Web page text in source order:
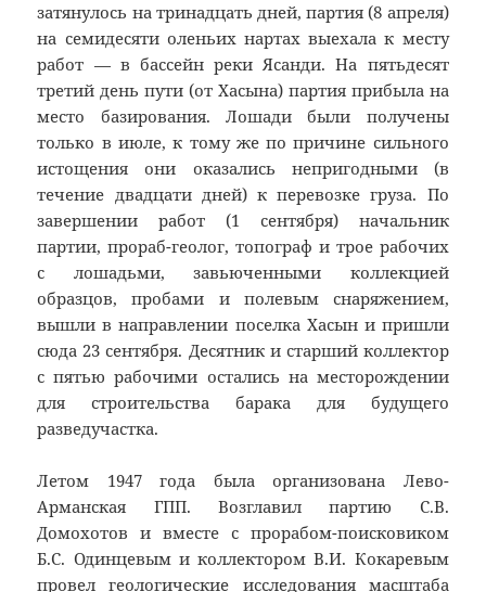
затянулось на тринадцать дней, партия (8 апреля)
на семидесяти оленьих нартах выехала к месту
работ — в бассейн реки Ясанди. На пятьдесят
третий день пути (от Хасына) партия прибыла на
место базирования. Лошади были получены
только в июле, к тому же по причине сильного
истощения они оказались непригодными (в
течение двадцати дней) к перевозке груза. По
завершении работ (1 сентября) начальник
партии, прораб-геолог, топограф и трое рабочих
с лошадьми, завьюченными коллекцией
образцов, пробами и полевым снаряжением,
вышли в направлении поселка Хасын и пришли
сюда 23 сентября. Десятник и старший коллектор
с пятью рабочими остались на месторождении
для строительства барака для будущего
разведучастка.
Летом 1947 года была организована Лево-
Арманская ГПП. Возглавил партию С.В.
Домохотов и вместе с прорабом-поисковиком
Б.С. Одинцевым и коллектором В.И. Кокаревым
провел геологические исследования масштаба